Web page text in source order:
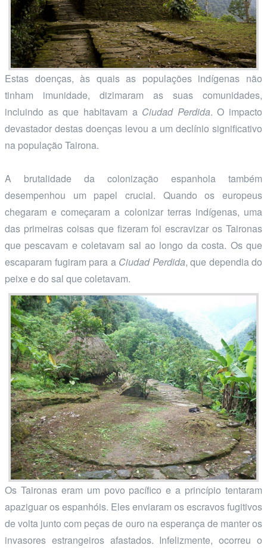
Estas doenças, às quais as populações indígenas não
tinham imunidade, dizimaram as suas comunidades,
incluindo as que habitavam a Ciudad Perdida. O impacto
devastador destas doenças levou a um declínio significativo
na população Tairona.
A brutalidade da colonização espanhola também
desempenhou um papel crucial. Quando os europeus
chegaram e começaram a colonizar terras indígenas, uma
das primeiras coisas que fizeram foi escravizar os Taironas
que pescavam e coletavam sal ao longo da costa. Os que
escaparam fugiram para a Ciudad Perdida, que dependia do
peixe e do sal que coletavam.
Os Taironas eram um povo pacífico e a princípio tentaram
apaziguar os espanhóis. Eles enviaram os escravos fugitivos
de volta junto com peças de ouro na esperança de manter os
invasores estrangeiros afastados. Infelizmente, ocorreu o